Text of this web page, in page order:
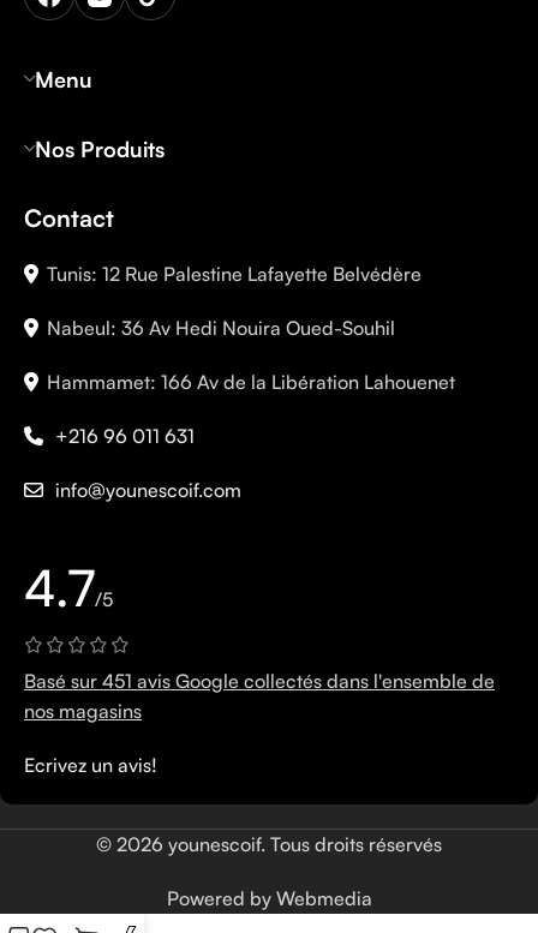
Menu
Nos Produits
Contact
Tunis: 12 Rue Palestine Lafayette Belvédère
Nabeul: 36 Av Hedi Nouira Oued-Souhil
Hammamet: 166 Av de la Libération Lahouenet
+216 96 011 631
info@younescoif.com
4.7/5
Basé sur 451 avis Google collectés dans l'ensemble de
nos magasins
Ecrivez un avis!
© 2026 younescoif. Tous droits réservés
Powered by Webmedia